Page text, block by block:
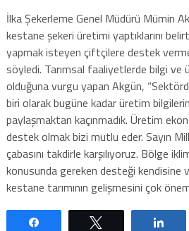
İlka Şekerleme Genel Müdürü Mümin
kestane şekeri üretimi yaptıklarını
yapmak isteyen çiftçilere destek
söyledi. Tarımsal faaliyetlerde bilgi
olduğuna vurgu yapan Akgün,
biri olarak bugüne kadar üretim
paylaşmaktan kaçınmadık. Üretim
destek olmak bizi mutlu eder. Sayın
çabasını takdirle karşılıyoruz. Bölge
konusunda gereken desteği kendisine
kestane tarımının gelişmesini çok